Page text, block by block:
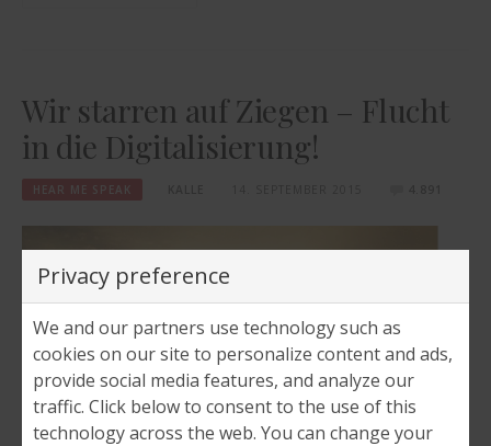
Wir starren auf Ziegen – Flucht
in die Digitalisierung!
HEAR ME SPEAK
Privacy preference
We and our partners use technology such as
cookies on our site to personalize content and ads,
provide social media features, and analyze our
traffic. Click below to consent to the use of this
technology across the web. You can change your